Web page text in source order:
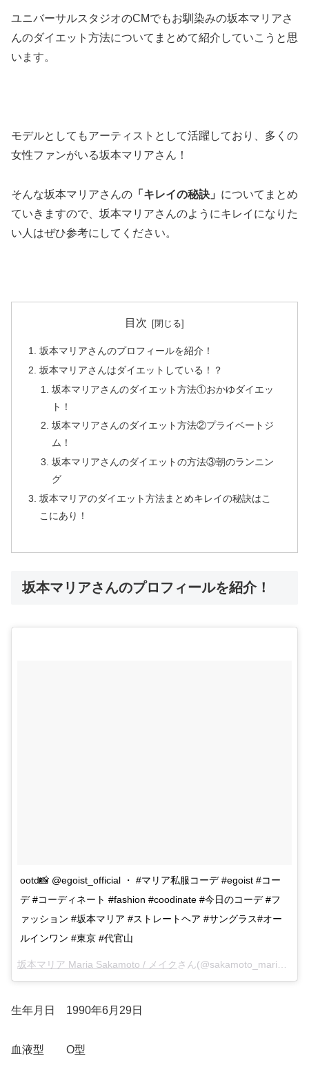
ユニバーサルスタジオのCMでもお馴染みの坂本マリアさ
んのダイエット方法についてまとめて紹介していこうと思
います。
モデルとしてもアーティストとして活躍しており、多くの
女性ファンがいる坂本マリアさん！
そんな坂本マリアさんの 「キレイの秘訣」 についてまとめ
ていきますので、坂本マリアさんのようにキレイになりた
い人はぜひ参考にしてください。
目次
坂本マリアさんのプロフィールを紹介！
坂本マリアさんはダイエットしている！？
坂本マリアさんのダイエット方法①おかゆダイエッ
ト！
坂本マリアさんのダイエット方法②プライベートジ
ム！
坂本マリアさんのダイエットの方法③朝のランニン
グ
坂本マリアのダイエット方法まとめキレイの秘訣はこ
こにあり！
坂本マリアさんのプロフィールを紹介！
ootd📸 @egoist_official ・ #マリア私服コーデ #egoist #コー
デ #コーディネート #fashion #coodinate #今日のコーデ #フ
ァッション #坂本マリア #ストレートヘア #サングラス#オー
ルインワン #東京 #代官山
坂本マリア Maria Sakamoto / メイク さん(@sakamoto_maria)がシェアした投稿 –
生年月日 1990年6月29日
血液型 O型